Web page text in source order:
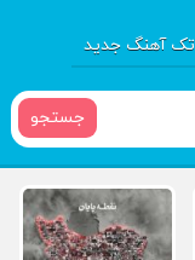
تک آهنگ جدید
جستجو